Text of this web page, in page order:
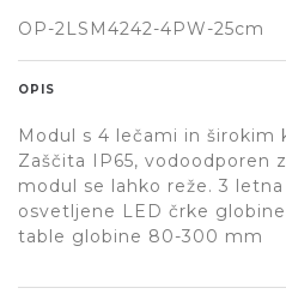
OP-2LSM4242-4PW-25cm
OPIS
Modul s 4 lečami in širokim
Zaščita IP65, vodoodporen
modul se lahko reže. 3 letna
osvetljene LED črke
table globine 80-300 mm